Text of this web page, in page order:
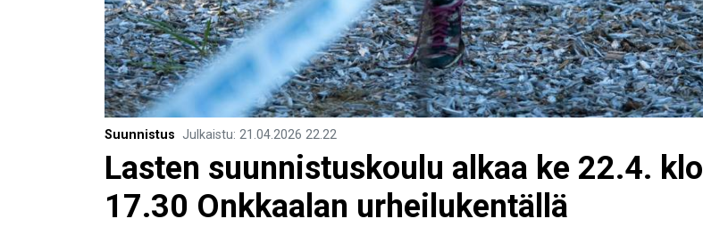
Suunnistus Julkaistu: 21.04.2026 22.22
Lasten suunnistuskoulu alkaa ke 22.4. klo
17.30 Onkkaalan urheilukentällä